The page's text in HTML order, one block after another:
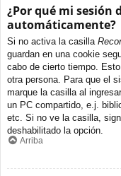
¿Por qué mi sesión
automáticamente?
Si no activa la casilla
guardan en una cookie
cabo de cierto tiempo.
otra persona. Para que el
marque la casilla al
un PC compartido, e.j.
etc. Si no ve la casilla,
deshabilitado la opción.
Arriba